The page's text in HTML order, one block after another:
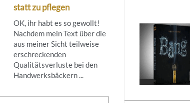
statt zu pflegen
OK, ihr habt es so gewollt!
Nachdem mein Text über die
aus meiner Sicht teilweise
erschreckenden
Qualitätsverluste bei den
Handwerksbäckern ...